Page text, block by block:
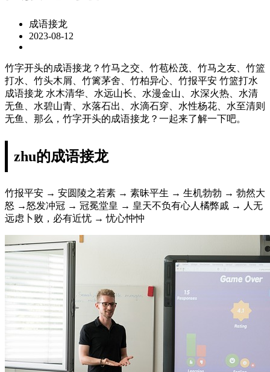
成语接龙
2023-08-12
竹字开头的成语接龙？竹马之交、竹苞松茂、竹马之友、竹篮
打水、竹头木屑、竹篱茅舍、竹柏异心、竹报平安 竹篮打水
成语接龙 水木清华、水远山长、水漫金山、水深火热、水清
无鱼、水碧山青、水落石出、水滴石穿、水性杨花、水至清则
无鱼、那么，竹字开头的成语接龙？一起来了解一下吧。
zhu的成语接龙
竹报平安 → 安圆陵之若素 → 素昧平生 → 生机勃勃 → 勃然大
怒 →怒发冲冠 → 冠冕堂皇 → 皇天不负有心人橘弊戚 → 人无
远虑卜败，必有近忧 → 忧心忡忡